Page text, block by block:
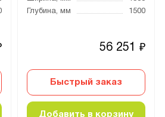
Глубина, мм
1500
56 251 ₽
Быстрый заказ
Добавить в корзину